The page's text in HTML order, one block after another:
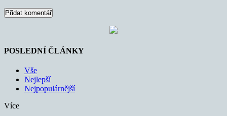
POSLEDNÍ ČLÁNKY
Vše
Nejlepší
Nejpopulárnější
Více